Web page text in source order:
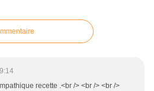
recette .<br /> <br /> <br />